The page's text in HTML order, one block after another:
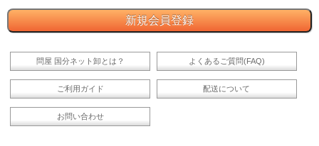
問屋 国分ネット卸とは？ よくあるご質問(FAQ)
ご利用ガイド 配送について
お問い合わせ